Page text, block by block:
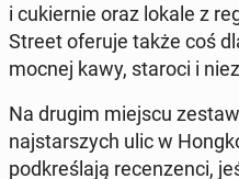
i cu­kier­nie oraz lokale z
Street oferuje także coś
mocnej kawy, staroci i
Na drugim miejscu
naj­star­szych ulic w
pod­kre­śla­ją re­cen­zen­ci,